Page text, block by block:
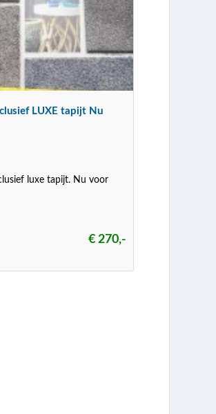
LUXE tapijt Nu
luxe tapijt. Nu voor
€ 270,-